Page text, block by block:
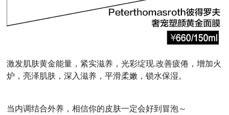
激发肌肤黄金能量，紧实滋养，光彩绽现.改善疲倦，增加火
炉，亮泽肌肤，深入滋养，平滑柔嫩，锁水保湿。
当内调结合外养，相信你的皮肤一定会好到冒泡～